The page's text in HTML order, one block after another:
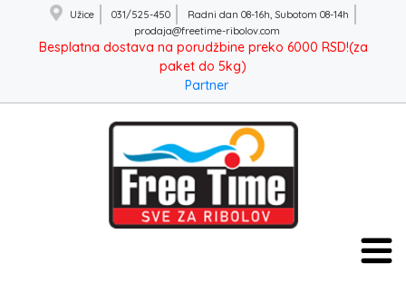
Užice 031/525-450
Radni dan 08-16h, Subotom 08-14h
prodaja@freetime-ribolov.com
Besplatna dostava na porudžbine preko 6000 RSD!(za
paket do 5kg)
Partner